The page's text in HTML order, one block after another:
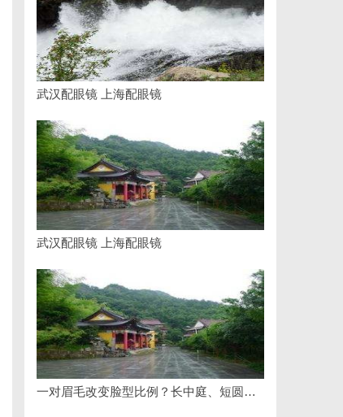
武汉配眼镜 上海配眼镜
武汉配眼镜 上海配眼镜
一对眉毛改变脸型比例？长中庭、短圆脸、方脸的针对性眉形解法！久匠帮您"自带妆感"的原生脸